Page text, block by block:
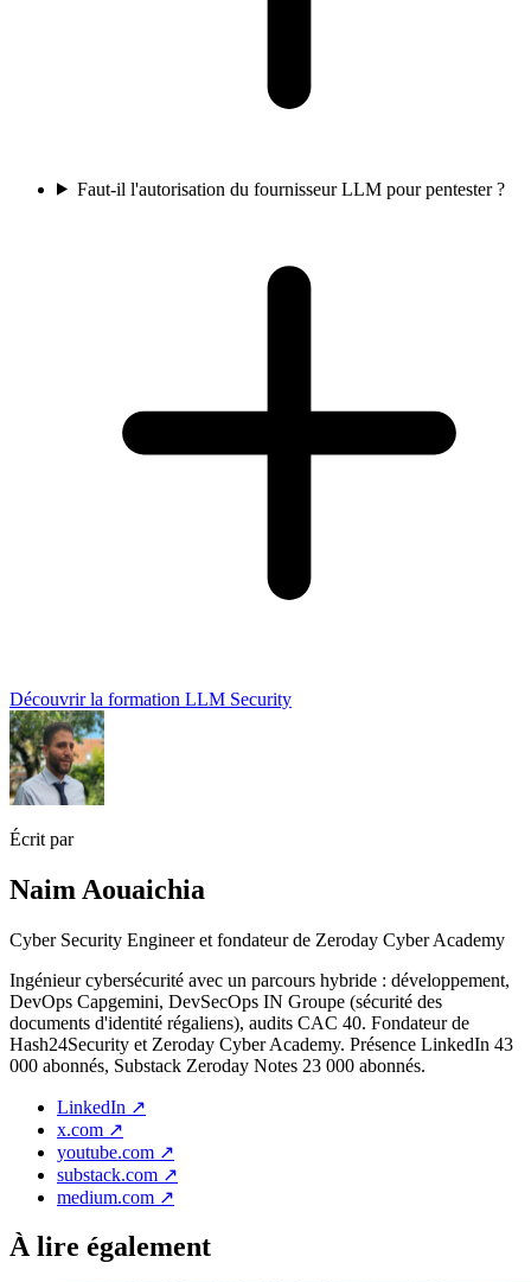
Faut-il l'autorisation du fournisseur LLM pour pentester ?
Découvrir la formation LLM Security
Écrit par
Naim Aouaichia
Cyber Security Engineer et fondateur de Zeroday Cyber Academy
Ingénieur cybersécurité avec un parcours hybride : développement,
DevOps Capgemini, DevSecOps IN Groupe (sécurité des
documents d'identité régaliens), audits CAC 40. Fondateur de
Hash24Security et Zeroday Cyber Academy. Présence LinkedIn 43
000 abonnés, Substack Zeroday Notes 23 000 abonnés.
LinkedIn ↗
x.com ↗
youtube.com ↗
substack.com ↗
medium.com ↗
À lire également